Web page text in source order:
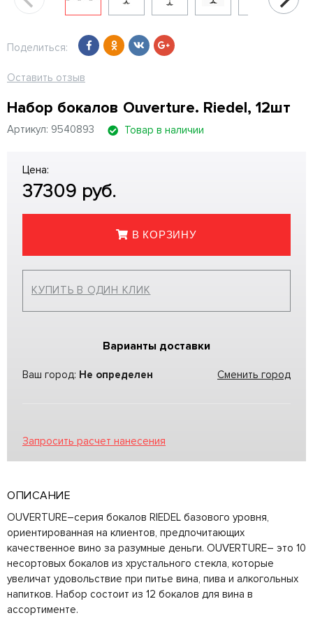
Поделиться:
Оставить отзыв
Набор бокалов Ouverture. Riedel, 12шт
Артикул: 9540893 Товар в наличии
Цена:
37309 руб.
В КОРЗИНУ
КУПИТЬ В ОДИН КЛИК
Варианты доставки
Ваш город: Не определен Сменить город
Запросить расчет нанесения
ОПИСАНИЕ
OUVERTURE–серия бокалов RIEDEL базового уровня,
ориентированная на клиентов, предпочитающих
качественное вино за разумные деньги. OUVERTURE– это 10
несортовых бокалов из хрустального стекла, которые
увеличат удовольствие при питье вина, пива и алкогольных
напитков. Набор состоит из 12 бокалов для вина в
ассортименте.